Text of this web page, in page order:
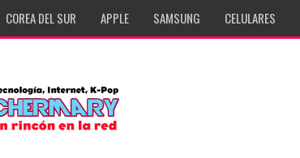
COREA DEL SUR APPLE SAMSUNG CELULARES